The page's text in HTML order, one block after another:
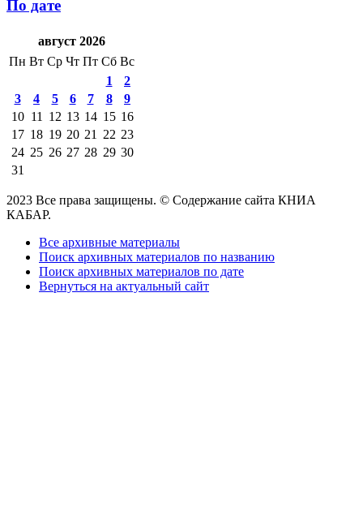
По дате
август 2026
Пн Вт Ср Чт Пт Сб Вс
1
2
3
4 5 6 7 8
9
10 11 12 13 14 15 16
17 18 19 20 21 22 23
24 25 26 27 28 29 30
31
2023 Все права защищены. © Содержание сайта КНИА
КАБАР.
Все архивные материалы
Поиск архивных материалов по названию
Поиск архивных материалов по дате
Вернуться на актуальный сайт